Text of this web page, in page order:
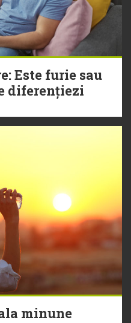
Este furie sau
diferențiezi
minune